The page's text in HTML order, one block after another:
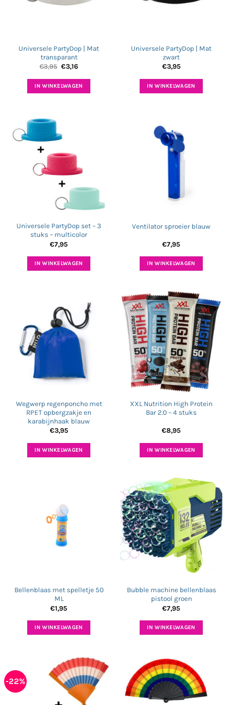
Universele PartyDop | Mat
transparant
€3,95 Oorspronkelijke
was:
€3,95.
€3,16Huidige
is:
€3,16.
IN WINKELWAGEN
Universele PartyDop | Mat
zwart
€3,95
IN WINKELWAGEN
Universele PartyDop set – 3
stuks – multicolor
€7,95
IN WINKELWAGEN
Ventilator sproeier blauw
€7,95
IN WINKELWAGEN
Wegwerp regenponcho met
RPET opbergzakje en
karabijnhaak blauw
€3,95
IN WINKELWAGEN
XXL Nutrition High Protein
Bar 2.0 – 4 stuks
€8,95
IN WINKELWAGEN
Bellenblaas met spelletje 50
ML
€1,95
IN WINKELWAGEN
Bubble machine bellenblaas
pistool groen
€7,95
IN WINKELWAGEN
-22%